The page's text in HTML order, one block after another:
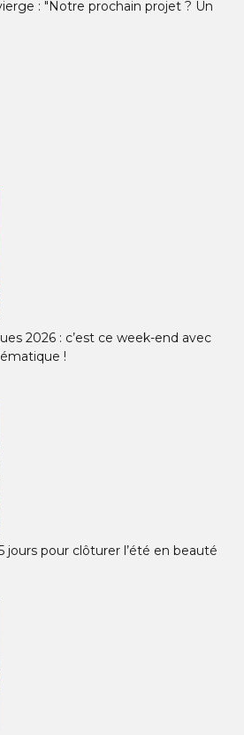
: "Notre prochain projet ? Un
2026 : c’est ce week-end avec
!
jours pour clôturer l’été en beauté